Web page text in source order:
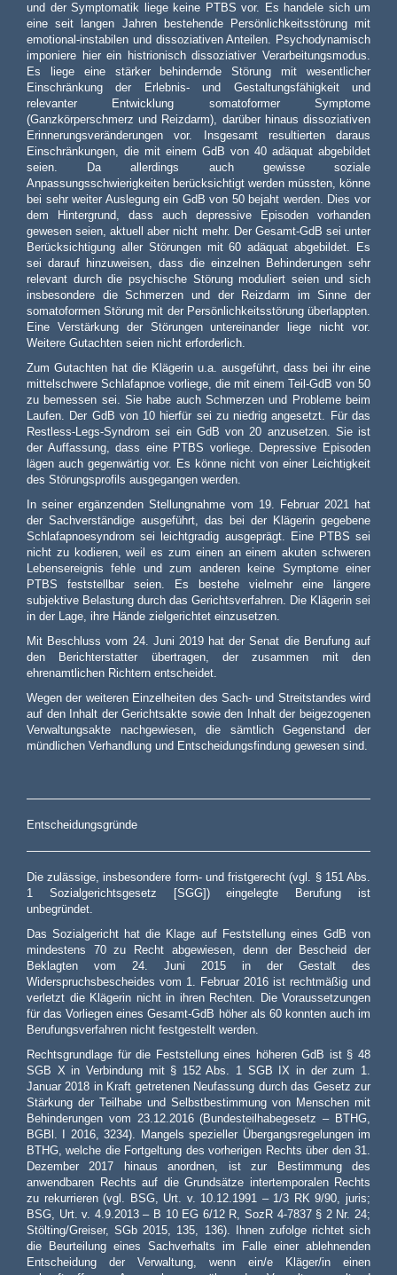
und der Symptomatik liege keine PTBS vor. Es handele sich um
eine seit langen Jahren bestehende Persönlichkeitsstörung mit
emotional-instabilen und dissoziativen Anteilen. Psychodynamisch
imponiere hier ein histrionisch dissoziativer Verarbeitungsmodus.
Es liege eine stärker behindernde Störung mit wesentlicher
Einschränkung der Erlebnis- und Gestaltungsfähigkeit und
relevanter Entwicklung somatoformer Symptome
(Ganzkörperschmerz und Reizdarm), darüber hinaus dissoziativen
Erinnerungsveränderungen vor. Insgesamt resultierten daraus
Einschränkungen, die mit einem GdB von 40 adäquat abgebildet
seien. Da allerdings auch gewisse soziale
Anpassungsschwierigkeiten berücksichtigt werden müssten, könne
bei sehr weiter Auslegung ein GdB von 50 bejaht werden. Dies vor
dem Hintergrund, dass auch depressive Episoden vorhanden
gewesen seien, aktuell aber nicht mehr. Der Gesamt-GdB sei unter
Berücksichtigung aller Störungen mit 60 adäquat abgebildet. Es
sei darauf hinzuweisen, dass die einzelnen Behinderungen sehr
relevant durch die psychische Störung moduliert seien und sich
insbesondere die Schmerzen und der Reizdarm im Sinne der
somatoformen Störung mit der Persönlichkeitsstörung überlappten.
Eine Verstärkung der Störungen untereinander liege nicht vor.
Weitere Gutachten seien nicht erforderlich.
Zum Gutachten hat die Klägerin u.a. ausgeführt, dass bei ihr eine
mittelschwere Schlafapnoe vorliege, die mit einem Teil-GdB von 50
zu bemessen sei. Sie habe auch Schmerzen und Probleme beim
Laufen. Der GdB von 10 hierfür sei zu niedrig angesetzt. Für das
Restless-Legs-Syndrom sei ein GdB von 20 anzusetzen. Sie ist
der Auffassung, dass eine PTBS vorliege. Depressive Episoden
lägen auch gegenwärtig vor. Es könne nicht von einer Leichtigkeit
des Störungsprofils ausgegangen werden.
In seiner ergänzenden Stellungnahme vom 19. Februar 2021 hat
der Sachverständige ausgeführt, das bei der Klägerin gegebene
Schlafapnoesyndrom sei leichtgradig ausgeprägt. Eine PTBS sei
nicht zu kodieren, weil es zum einen an einem akuten schweren
Lebensereignis fehle und zum anderen keine Symptome einer
PTBS feststellbar seien. Es bestehe vielmehr eine längere
subjektive Belastung durch das Gerichtsverfahren. Die Klägerin sei
in der Lage, ihre Hände zielgerichtet einzusetzen.
Mit Beschluss vom 24. Juni 2019 hat der Senat die Berufung auf
den Berichterstatter übertragen, der zusammen mit den
ehrenamtlichen Richtern entscheidet.
Wegen der weiteren Einzelheiten des Sach- und Streitstandes wird
auf den Inhalt der Gerichtsakte sowie den Inhalt der beigezogenen
Verwaltungsakte nachgewiesen, die sämtlich Gegenstand der
mündlichen Verhandlung und Entscheidungsfindung gewesen sind.
Entscheidungsgründe
Die zulässige, insbesondere form- und fristgerecht (vgl. § 151 Abs.
1 Sozialgerichtsgesetz [SGG]) eingelegte Berufung ist
unbegründet.
Das Sozialgericht hat die Klage auf Feststellung eines GdB von
mindestens 70 zu Recht abgewiesen, denn der Bescheid der
Beklagten vom 24. Juni 2015 in der Gestalt des
Widerspruchsbescheides vom 1. Februar 2016 ist rechtmäßig und
verletzt die Klägerin nicht in ihren Rechten. Die Voraussetzungen
für das Vorliegen eines Gesamt-GdB höher als 60 konnten auch im
Berufungsverfahren nicht festgestellt werden.
Rechtsgrundlage für die Feststellung eines höheren GdB ist § 48
SGB X in Verbindung mit § 152 Abs. 1 SGB IX in der zum 1.
Januar 2018 in Kraft getretenen Neufassung durch das Gesetz zur
Stärkung der Teilhabe und Selbstbestimmung von Menschen mit
Behinderungen vom 23.12.2016 (Bundesteilhabegesetz – BTHG,
BGBl. I 2016, 3234). Mangels spezieller Übergangsregelungen im
BTHG, welche die Fortgeltung des vorherigen Rechts über den 31.
Dezember 2017 hinaus anordnen, ist zur Bestimmung des
anwendbaren Rechts auf die Grundsätze intertemporalen Rechts
zu rekurrieren (vgl. BSG, Urt. v. 10.12.1991 – 1/3 RK 9/90, juris;
BSG, Urt. v. 4.9.2013 – B 10 EG 6/12 R, SozR 4-7837 § 2 Nr. 24;
Stölting/Greiser, SGb 2015, 135, 136). Ihnen zufolge richtet sich
die Beurteilung eines Sachverhalts im Falle einer ablehnenden
Entscheidung der Verwaltung, wenn ein/e Kläger/in einen